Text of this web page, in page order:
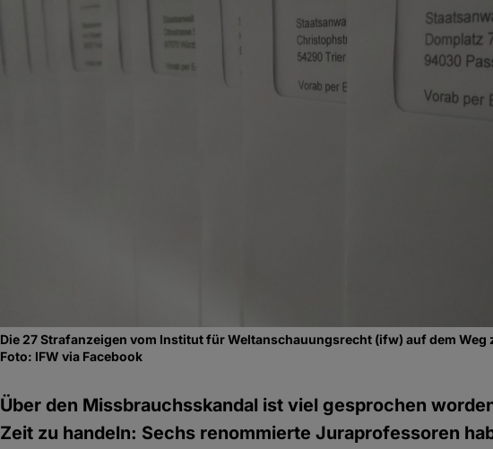
Die 27 Strafanzeigen vom Institut für Weltanschauungsrecht (ifw) auf dem Weg
Foto: IFW via Facebook
Über den Missbrauchsskandal ist viel gesprochen
Zeit zu handeln: Sechs renommierte Juraprofessoren